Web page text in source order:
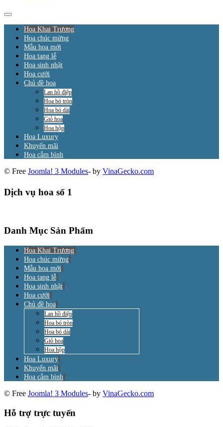
Hoa Khai Trương
Hoa chúc mừng
Mẫu hoa mới
Hoa tang lễ
Hoa sinh nhật
Hoa cưới
Chủ đề hoa
Lan hồ điệp
Hoa bó tròn
Hoa bó dài
Giỏ hoa
Hoa hộp
Hoa Luxury
Khuyến mãi
Hoa cắm bình
© Free Joomla! 3 Modules- by VinaGecko.com
Dịch vụ hoa số 1
Danh Mục Sản Phẩm
Hoa Khai Trương
Hoa chúc mừng
Mẫu hoa mới
Hoa tang lễ
Hoa sinh nhật
Hoa cưới
Chủ đề hoa
Lan hồ điệp
Hoa bó tròn
Hoa bó dài
Giỏ hoa
Hoa hộp
Hoa Luxury
Khuyến mãi
Hoa cắm bình
© Free Joomla! 3 Modules- by VinaGecko.com
Hỗ trợ trực tuyến